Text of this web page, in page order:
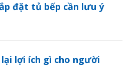
đặt tủ bếp cần lưu ý
lợi ích gì cho người